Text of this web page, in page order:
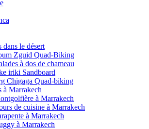
dans le désert
Zguid Quad-Biking
à dos de chameau
iriki Sandboard
Chigaga Quad-biking
à Marrakech
à Marrakech
de cuisine à Marrakech
à Marrakech
à Marrakech